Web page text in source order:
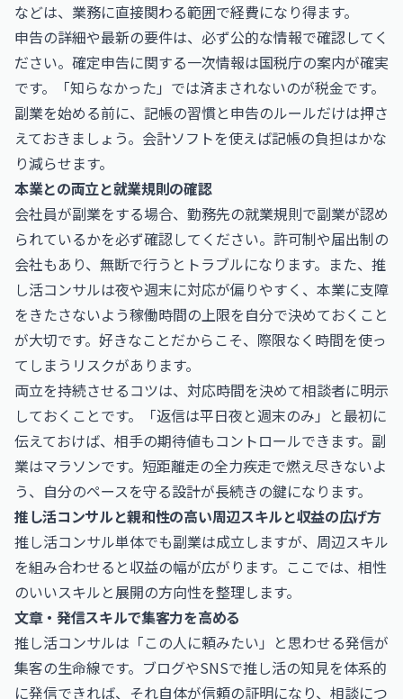
などは、業務に直接関わる範囲で経費になり得ます。
申告の詳細や最新の要件は、必ず公的な情報で確認してく
ださい。確定申告に関する一次情報は国税庁の案内が確実
です。「知らなかった」では済まされないのが税金です。
副業を始める前に、記帳の習慣と申告のルールだけは押さ
えておきましょう。会計ソフトを使えば記帳の負担はかな
り減らせます。
本業との両立と就業規則の確認
会社員が副業をする場合、勤務先の就業規則で副業が認め
られているかを必ず確認してください。許可制や届出制の
会社もあり、無断で行うとトラブルになります。また、推
し活コンサルは夜や週末に対応が偏りやすく、本業に支障
をきたさないよう稼働時間の上限を自分で決めておくこと
が大切です。好きなことだからこそ、際限なく時間を使っ
てしまうリスクがあります。
両立を持続させるコツは、対応時間を決めて相談者に明示
しておくことです。「返信は平日夜と週末のみ」と最初に
伝えておけば、相手の期待値もコントロールできます。副
業はマラソンです。短距離走の全力疾走で燃え尽きないよ
う、自分のペースを守る設計が長続きの鍵になります。
推し活コンサルと親和性の高い周辺スキルと収益の広げ方
推し活コンサル単体でも副業は成立しますが、周辺スキル
を組み合わせると収益の幅が広がります。ここでは、相性
のいいスキルと展開の方向性を整理します。
文章・発信スキルで集客力を高める
推し活コンサルは「この人に頼みたい」と思わせる発信が
集客の生命線です。ブログやSNSで推し活の知見を体系的
に発信できれば、それ自体が信頼の証明になり、相談につ